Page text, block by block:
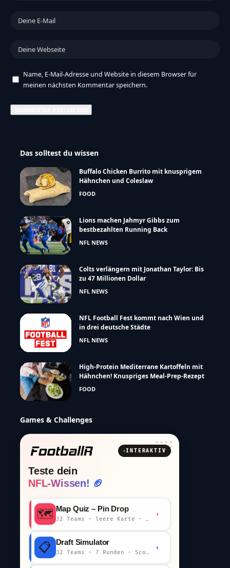
Name, E-Mail-Adresse und Website in diesem Browser für
meinen nächsten Kommentar speichern.
Das solltest du wissen
Buffalo Chicken Burrito mit knusprigem
Hähnchen und Coleslaw
FOOD
Lions machen Jahmyr Gibbs zum
bestbezahlten Running Back
NFL NEWS
Colts verlängern mit Jonathan Taylor: Bis
zu 47 Millionen Dollar
NFL NEWS
NFL Football Fest kommt nach Wien und
in drei deutsche Städte
NFL NEWS
High-Protein Mediterrane Kartoffeln mit
Hähnchen! Knuspriges Meal-Prep-Rezept
FOOD
Games & Challenges
INTERAKTIV
Teste dein
NFL-Wissen! 🏈
🗺️ Map Quiz – Pin Drop
32 Teams · leere Karte · km-Wertung
›
📋 Draft Simulator
32 Teams · 7 Runden · Scout-Kommentar
›